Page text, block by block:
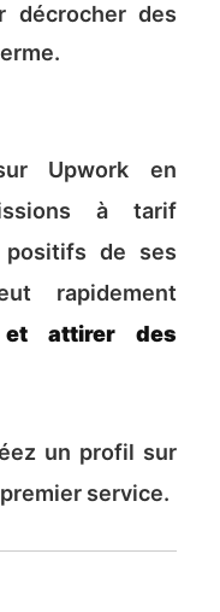
décrocher des
Upwork en
à tarif
positifs de ses
rapidement
attirer des
un profil sur
service.